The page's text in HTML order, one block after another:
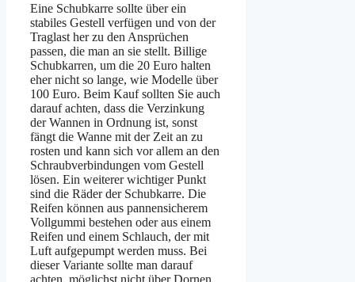
Eine Schubkarre sollte über ein
stabiles Gestell verfügen und von der
Traglast her zu den Ansprüchen
passen, die man an sie stellt. Billige
Schubkarren, um die 20 Euro halten
eher nicht so lange, wie Modelle über
100 Euro. Beim Kauf sollten Sie auch
darauf achten, dass die Verzinkung
der Wannen in Ordnung ist, sonst
fängt die Wanne mit der Zeit an zu
rosten und kann sich vor allem an den
Schraubverbindungen vom Gestell
lösen. Ein weiterer wichtiger Punkt
sind die Räder der Schubkarre. Die
Reifen können aus pannensicherem
Vollgummi bestehen oder aus einem
Reifen und einem Schlauch, der mit
Luft aufgepumpt werden muss. Bei
dieser Variante sollte man darauf
achten, möglichst nicht über Dornen